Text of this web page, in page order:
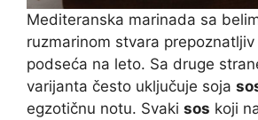
Mediteranska marinada sa
ruzmarinom stvara prepoznatljiv
podseća na leto. Sa druge
varijanta često uključuje soja
egzotičnu notu. Svaki sos koji